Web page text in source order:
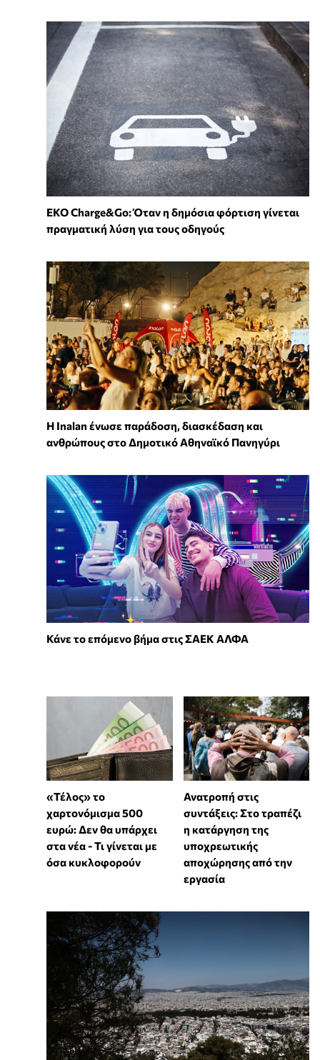
EKO Charge&Go: Όταν η δημόσια φόρτιση γίνεται
πραγματική λύση για τους οδηγούς
Η Inalan ένωσε παράδοση, διασκέδαση και
ανθρώπους στο Δημοτικό Αθηναϊκό Πανηγύρι
Κάνε το επόμενο βήμα στις ΣΑΕΚ ΑΛΦΑ
«Τέλος» το
χαρτονόμισμα 500
ευρώ: Δεν θα υπάρχει
στα νέα - Τι γίνεται με
όσα κυκλοφορούν
Ανατροπή στις
συντάξεις: Στο τραπέζι
η κατάργηση της
υποχρεωτικής
αποχώρησης από την
εργασία